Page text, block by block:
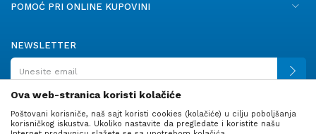
POMOĆ PRI ONLINE KUPOVINI
NEWSLETTER
PRATITE NAS
Ova web-stranica koristi kolačiće
Poštovani korisniče, naš sajt koristi cookies (kolačiće) u cilju poboljšanja
korisničkog iskustva. Ukoliko nastavite da pregledate i koristite našu